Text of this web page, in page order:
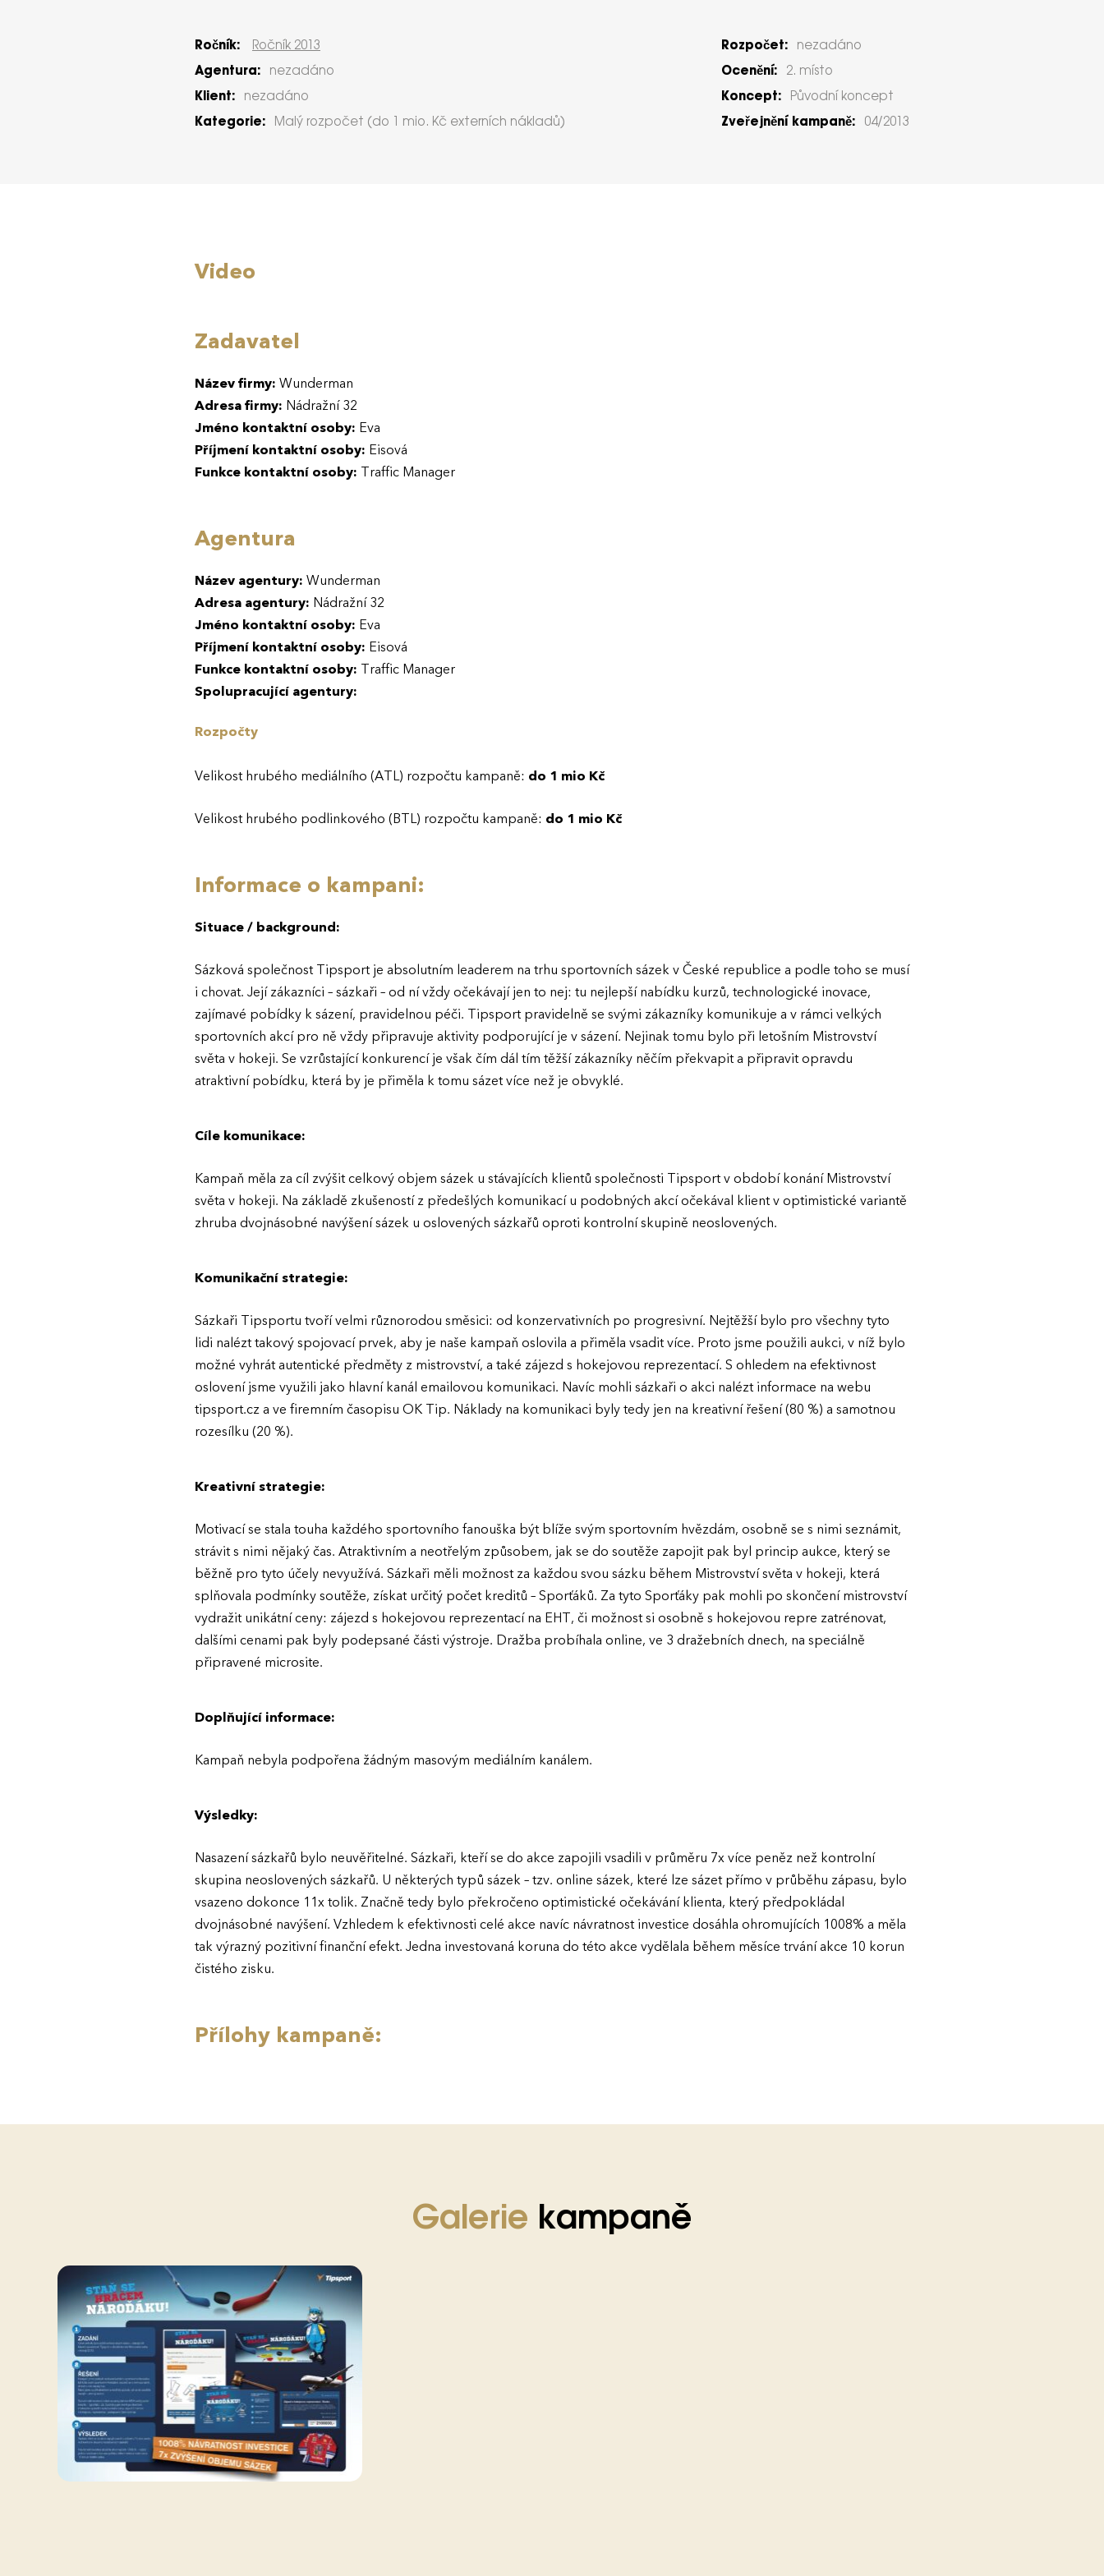
Ročník: Ročník 2013
Agentura: nezadáno
Klient: nezadáno
Kategorie: Malý rozpočet (do 1 mio. Kč externích nákladů)
Rozpočet: nezadáno
Ocenění: 2. místo
Koncept: Původní koncept
Zveřejnění kampaně: 04/2013
Video
Zadavatel
Název firmy: Wunderman
Adresa firmy: Nádražní 32
Jméno kontaktní osoby: Eva
Příjmení kontaktní osoby: Eisová
Funkce kontaktní osoby: Traffic Manager
Agentura
Název agentury: Wunderman
Adresa agentury: Nádražní 32
Jméno kontaktní osoby: Eva
Příjmení kontaktní osoby: Eisová
Funkce kontaktní osoby: Traffic Manager
Spolupracující agentury:
Rozpočty
Velikost hrubého mediálního (ATL) rozpočtu kampaně: do 1 mio Kč
Velikost hrubého podlinkového (BTL) rozpočtu kampaně: do 1 mio Kč
Informace o kampani:
Situace / background:
Sázková společnost Tipsport je absolutním leaderem na trhu sportovních sázek v České republice a podle toho se musí
i chovat. Její zákazníci – sázkaři – od ní vždy očekávají jen to nej: tu nejlepší nabídku kurzů, technologické inovace,
zajímavé pobídky k sázení, pravidelnou péči. Tipsport pravidelně se svými zákazníky komunikuje a v rámci velkých
sportovních akcí pro ně vždy připravuje aktivity podporující je v sázení. Nejinak tomu bylo při letošním Mistrovství
světa v hokeji. Se vzrůstající konkurencí je však čím dál tím těžší zákazníky něčím překvapit a připravit opravdu
atraktivní pobídku, která by je přiměla k tomu sázet více než je obvyklé.
Cíle komunikace:
Kampaň měla za cíl zvýšit celkový objem sázek u stávajících klientů společnosti Tipsport v období konání Mistrovství
světa v hokeji. Na základě zkušeností z předešlých komunikací u podobných akcí očekával klient v optimistické variantě
zhruba dvojnásobné navýšení sázek u oslovených sázkařů oproti kontrolní skupině neoslovených.
Komunikační strategie:
Sázkaři Tipsportu tvoří velmi různorodou směsici: od konzervativních po progresivní. Nejtěžší bylo pro všechny tyto
lidi nalézt takový spojovací prvek, aby je naše kampaň oslovila a přiměla vsadit více. Proto jsme použili aukci, v níž bylo
možné vyhrát autentické předměty z mistrovství, a také zájezd s hokejovou reprezentací. S ohledem na efektivnost
oslovení jsme využili jako hlavní kanál emailovou komunikaci. Navíc mohli sázkaři o akci nalézt informace na webu
tipsport.cz a ve firemním časopisu OK Tip. Náklady na komunikaci byly tedy jen na kreativní řešení (80 %) a samotnou
rozesílku (20 %).
Kreativní strategie:
Motivací se stala touha každého sportovního fanouška být blíže svým sportovním hvězdám, osobně se s nimi seznámit,
strávit s nimi nějaký čas. Atraktivním a neotřelým způsobem, jak se do soutěže zapojit pak byl princip aukce, který se
běžně pro tyto účely nevyužívá. Sázkaři měli možnost za každou svou sázku během Mistrovství světa v hokeji, která
splňovala podmínky soutěže, získat určitý počet kreditů – Sporťáků. Za tyto Sporťáky pak mohli po skončení mistrovství
vydražit unikátní ceny: zájezd s hokejovou reprezentací na EHT, či možnost si osobně s hokejovou repre zatrénovat,
dalšími cenami pak byly podepsané části výstroje. Dražba probíhala online, ve 3 dražebních dnech, na speciálně
připravené microsite.
Doplňující informace:
Kampaň nebyla podpořena žádným masovým mediálním kanálem.
Výsledky:
Nasazení sázkařů bylo neuvěřitelné. Sázkaři, kteří se do akce zapojili vsadili v průměru 7x více peněz než kontrolní
skupina neoslovených sázkařů. U některých typů sázek – tzv. online sázek, které lze sázet přímo v průběhu zápasu, bylo
vsazeno dokonce 11x tolik. Značně tedy bylo překročeno optimistické očekávání klienta, který předpokládal
dvojnásobné navýšení. Vzhledem k efektivnosti celé akce navíc návratnost investice dosáhla ohromujících 1008% a měla
tak výrazný pozitivní finanční efekt. Jedna investovaná koruna do této akce vydělala během měsíce trvání akce 10 korun
čistého zisku.
Přílohy kampaně:
Galerie kampaně